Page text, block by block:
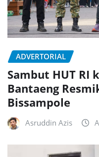
ADVERTORIAL
Sambut HUT RI
Bantaeng
Bissampole
Asruddin Azis